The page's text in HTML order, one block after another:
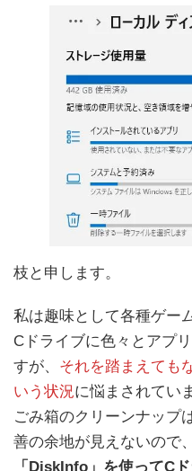
枝と申します。
私は趣味として各種ゲー
Cドライブに色々とアプ
すが、 それを踏まえても
いう状況に悩まされてい
ごみ箱のクリーンナップ
善の余地が見えないので、
「DiskInfo」を使ってC